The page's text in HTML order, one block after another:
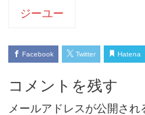
ジーユー
Facebook Twitter Hatena
コメントを残す
メールアドレスが公開され